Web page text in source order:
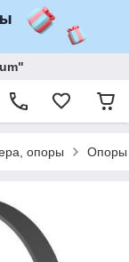
опоры Опоры